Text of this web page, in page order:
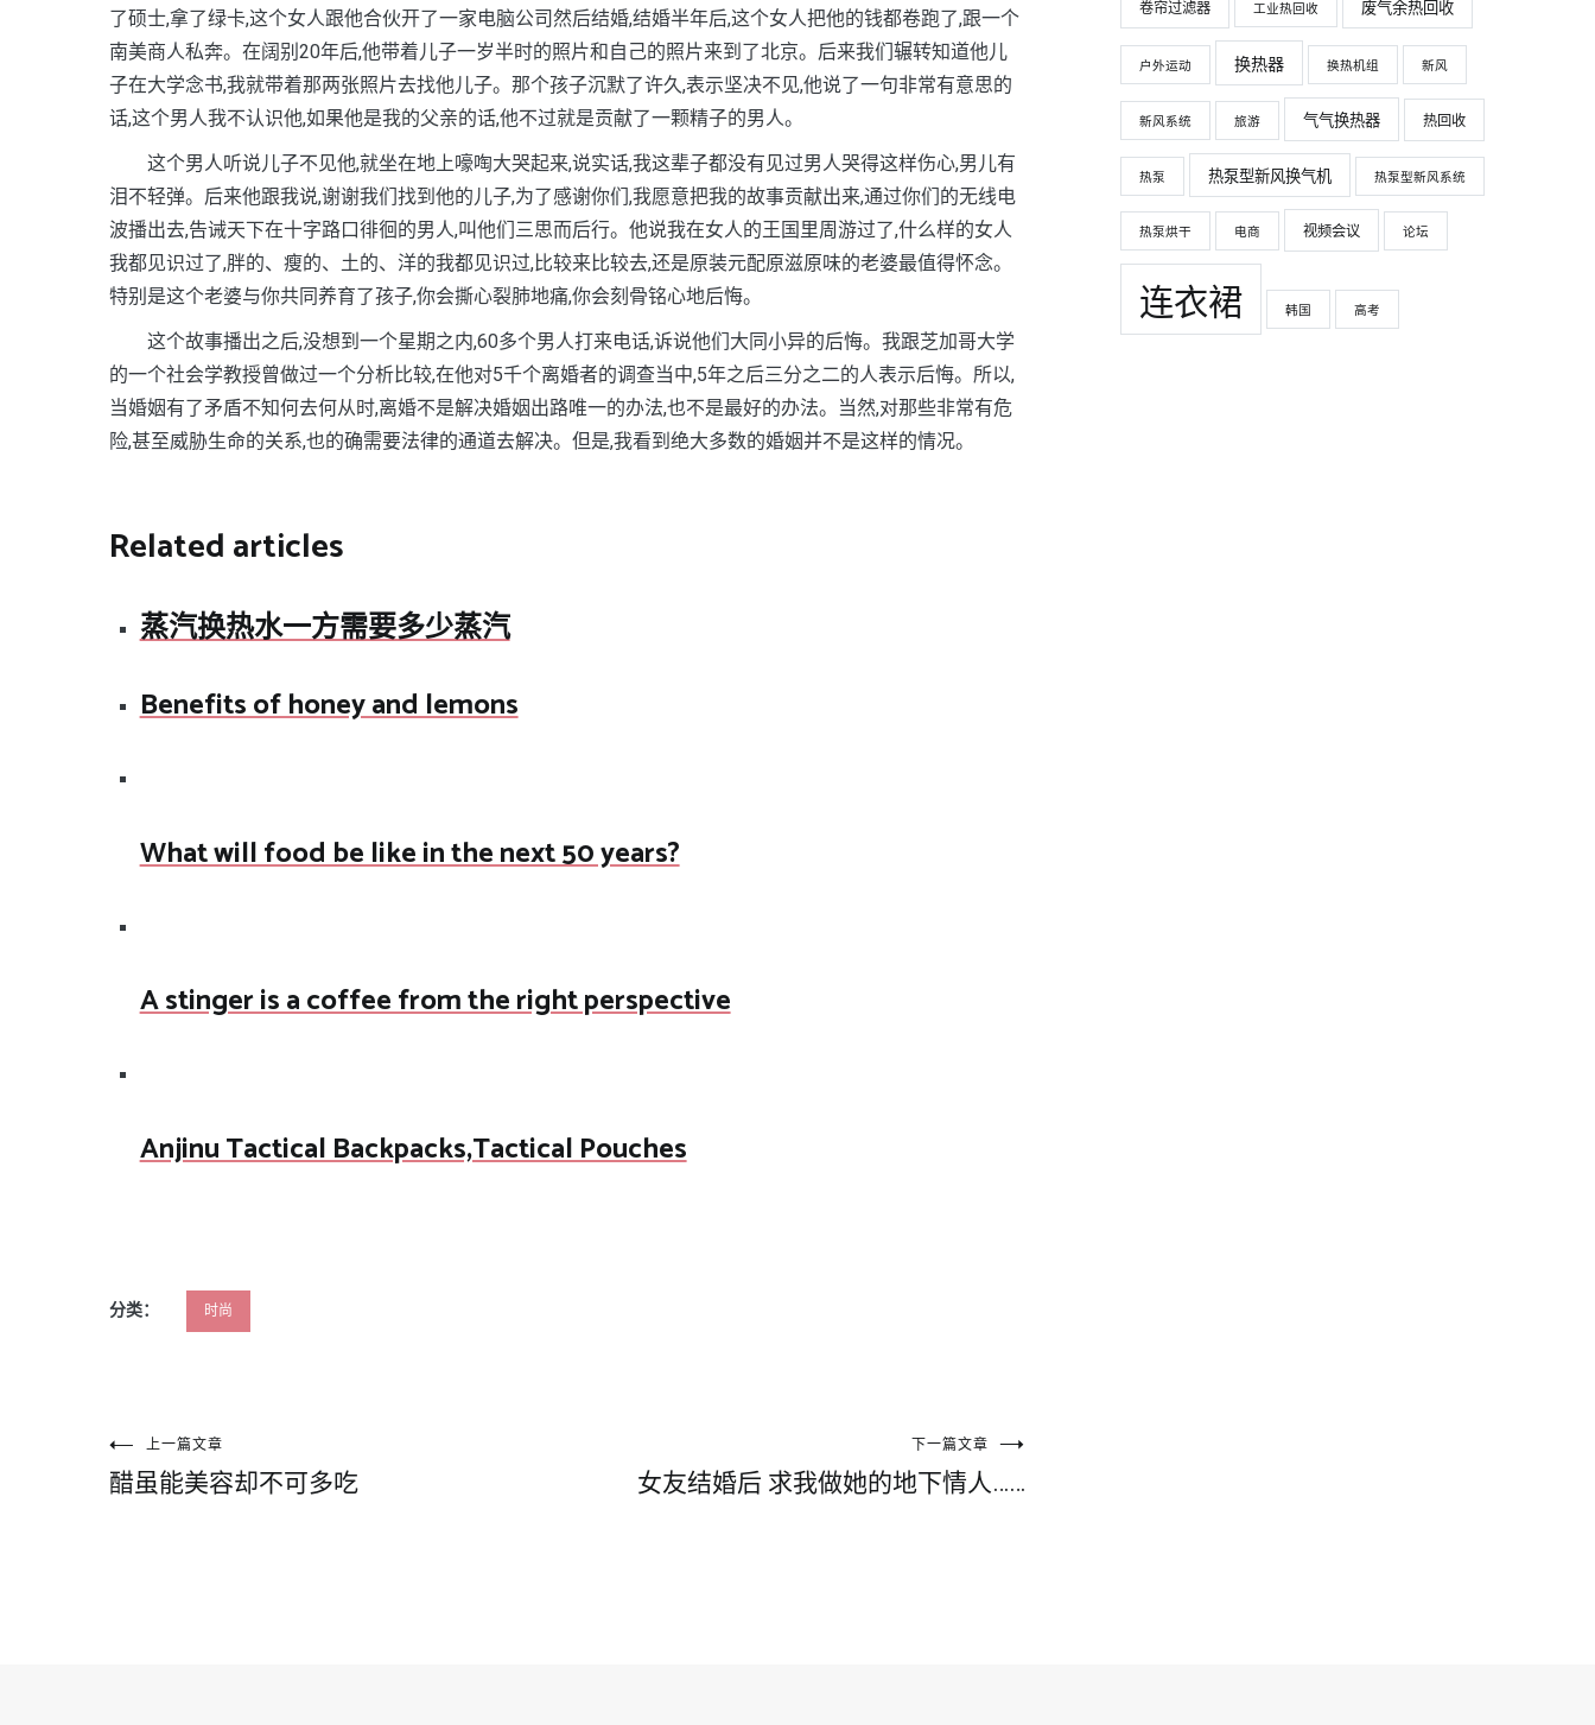
了硕士,拿了绿卡,这个女人跟他合伙开了一家电脑公司然后结婚,结婚半年后,这个女人把他的钱都卷跑了,跟一个
南美商人私奔。在阔别20年后,他带着儿子一岁半时的照片和自己的照片来到了北京。后来我们辗转知道他儿
子在大学念书,我就带着那两张照片去找他儿子。那个孩子沉默了许久,表示坚决不见,他说了一句非常有意思的
话,这个男人我不认识他,如果他是我的父亲的话,他不过就是贡献了一颗精子的男人。
这个男人听说儿子不见他,就坐在地上嚎啕大哭起来,说实话,我这辈子都没有见过男人哭得这样伤心,男儿有
泪不轻弹。后来他跟我说,谢谢我们找到他的儿子,为了感谢你们,我愿意把我的故事贡献出来,通过你们的无线电
波播出去,告诫天下在十字路口徘徊的男人,叫他们三思而后行。他说我在女人的王国里周游过了,什么样的女人
我都见识过了,胖的、瘦的、土的、洋的我都见识过,比较来比较去,还是原装元配原滋原味的老婆最值得怀念。
特别是这个老婆与你共同养育了孩子,你会撕心裂肺地痛,你会刻骨铭心地后悔。
这个故事播出之后,没想到一个星期之内,60多个男人打来电话,诉说他们大同小异的后悔。我跟芝加哥大学
的一个社会学教授曾做过一个分析比较,在他对5千个离婚者的调查当中,5年之后三分之二的人表示后悔。所以,
当婚姻有了矛盾不知何去何从时,离婚不是解决婚姻出路唯一的办法,也不是最好的办法。当然,对那些非常有危
险,甚至威胁生命的关系,也的确需要法律的通道去解决。但是,我看到绝大多数的婚姻并不是这样的情况。
Related articles
蒸汽换热水一方需要多少蒸汽
Benefits of honey and lemons
What will food be like in the next 50 years?
A stinger is a coffee from the right perspective
Anjinu Tactical Backpacks,Tactical Pouches
分类： 时尚
文上一篇文章
醋虽能美容却不可多吃
下一篇文章
女友结婚后 求我做她的地下情人……
卷帘过滤器 工业热回收 废气余热回收
户外运动 换热器 换热机组 新风
新风系统 旅游 气气换热器 热回收
热泵 热泵型新风换气机 热泵型新风系统
热泵烘干 电商 视频会议 论坛
连衣裙 韩国 高考